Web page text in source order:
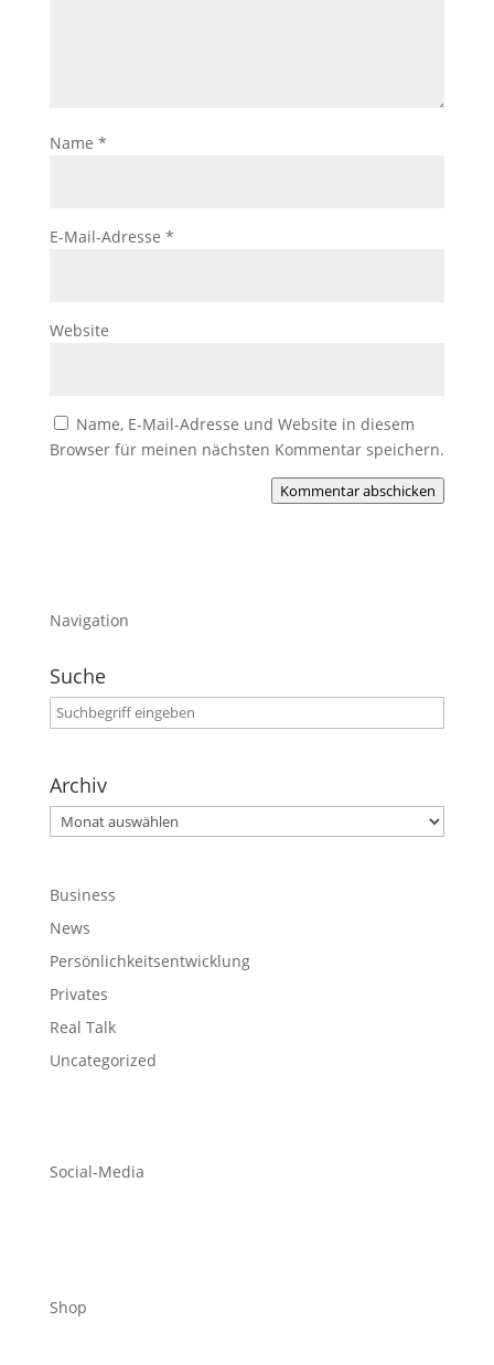
Name *
E-Mail-Adresse *
Website
Name, E-Mail-Adresse und Website in diesem
Browser für meinen nächsten Kommentar speichern.
Kommentar abschicken
Navigation
Suche
Archiv
Archiv
Business
News
Persönlichkeitsentwicklung
Privates
Real Talk
Uncategorized
Social-Media
Shop